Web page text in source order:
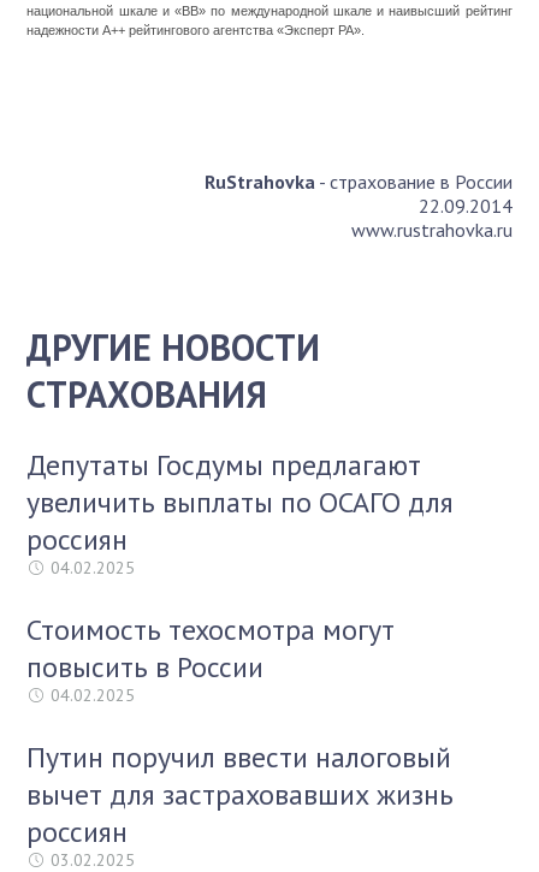
национальной шкале и «ВВ» по международной шкале и наивысший рейтинг
надежности А++ рейтингового агентства «Эксперт РА».
RuStrahovka- страхование в России
22.09.2014
www.rustrahovka.ru
ДРУГИЕ НОВОСТИ
СТРАХОВАНИЯ
Депутаты Госдумы предлагают
увеличить выплаты по ОСАГО для
россиян
04.02.2025
Стоимость техосмотра могут
повысить в России
04.02.2025
Путин поручил ввести налоговый
вычет для застраховавших жизнь
россиян
03.02.2025